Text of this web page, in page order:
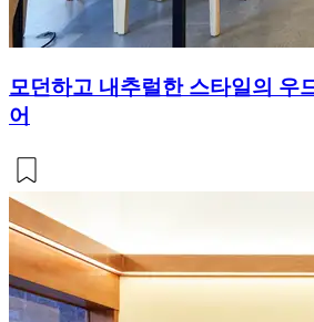
모던하고 내추럴한 스타일의 우
어